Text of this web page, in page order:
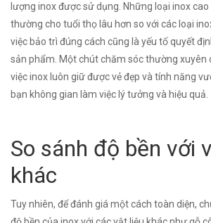
lượng inox được sử dụng. Những loại inox
thường cho tuổi thọ lâu hơn so với các loại
việc bảo trì đúng cách cũng là yếu tố quyết
sản phẩm. Một chút chăm sóc thường xuyên
việc inox luôn giữ được vẻ đẹp và tính năng
bạn không gian làm việc lý tưởng và hiệu quả.
So sánh độ bền với
khác
Tuy nhiên, để đánh giá một cách toàn diện,